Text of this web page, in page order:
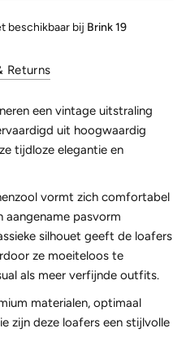
beschikbaar bij Brink 19
Returns
een vintage uitstraling
uit hoogwaardig
tijdloze elegantie en
vormt zich comfortabel
aangename pasvorm
silhouet geeft de loafers
ze moeiteloos te
als meer verfijnde outfits.
materialen, optimaal
zijn deze loafers een stijlvolle